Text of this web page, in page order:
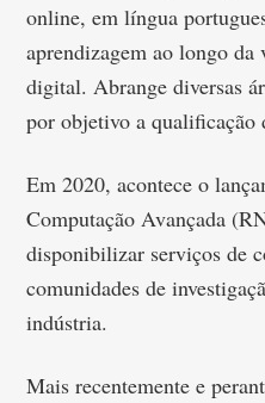
online, em língua
aprendizagem ao longo
digital. Abrange diversas
por objetivo a qualificação
Em 2020, acontece o
Computação Avançada
disponibilizar serviços de
comunidades de
indústria.
Mais recentemente e